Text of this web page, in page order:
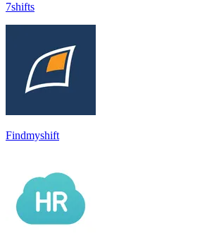
7shifts
Findmyshift